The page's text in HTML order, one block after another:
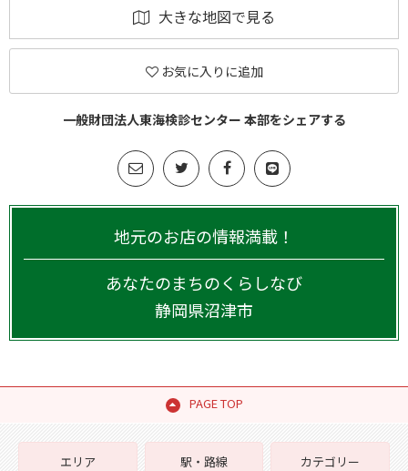
大きな地図で見る
お気に入りに追加
一般財団法人東海検診センター 本部をシェアする
地元のお店の情報満載！
あなたのまちのくらしなび
静岡県沼津市
PAGE TOP
エリア
駅・路線
カテゴリー